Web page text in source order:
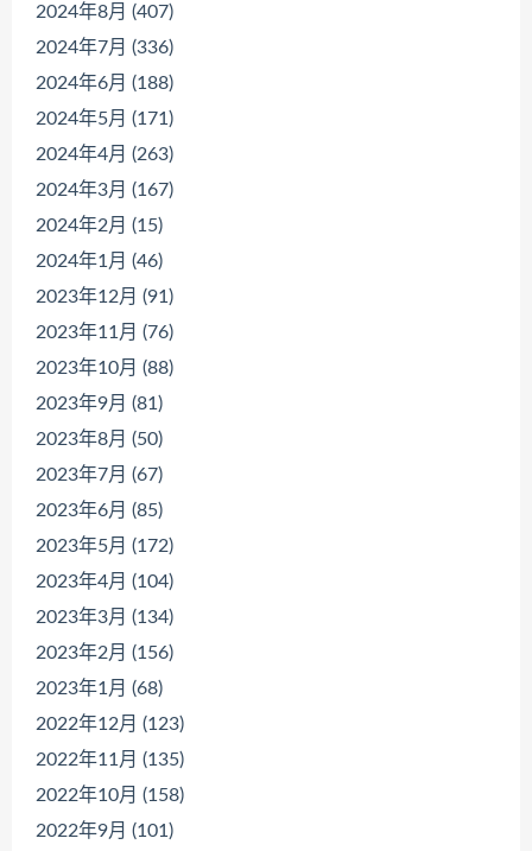
2024年8月 (407)
2024年7月 (336)
2024年6月 (188)
2024年5月 (171)
2024年4月 (263)
2024年3月 (167)
2024年2月 (15)
2024年1月 (46)
2023年12月 (91)
2023年11月 (76)
2023年10月 (88)
2023年9月 (81)
2023年8月 (50)
2023年7月 (67)
2023年6月 (85)
2023年5月 (172)
2023年4月 (104)
2023年3月 (134)
2023年2月 (156)
2023年1月 (68)
2022年12月 (123)
2022年11月 (135)
2022年10月 (158)
2022年9月 (101)